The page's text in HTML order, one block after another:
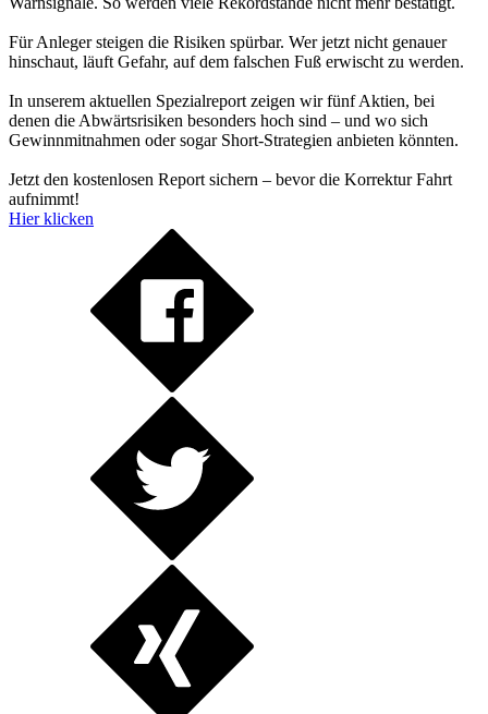
Für Anleger steigen die Risiken spürbar. Wer jetzt nicht genauer
hinschaut, läuft Gefahr, auf dem falschen Fuß erwischt zu werden.
In unserem aktuellen Spezialreport zeigen wir fünf Aktien, bei
denen die Abwärtsrisiken besonders hoch sind – und wo sich
Gewinnmitnahmen oder sogar Short-Strategien anbieten könnten.
Jetzt den kostenlosen Report sichern – bevor die Korrektur Fahrt
aufnimmt!
Hier klicken